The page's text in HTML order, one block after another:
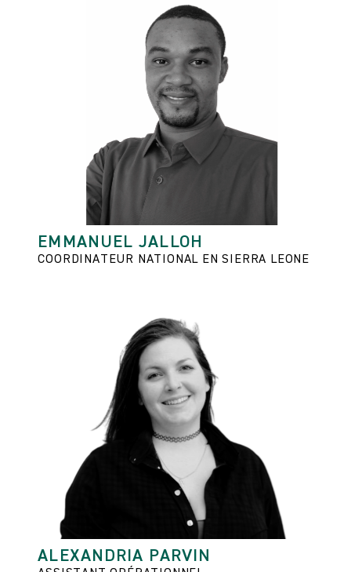
EMMANUEL JALLOH
COORDINATEUR NATIONAL EN SIERRA LEONE
ALEXANDRIA PARVIN